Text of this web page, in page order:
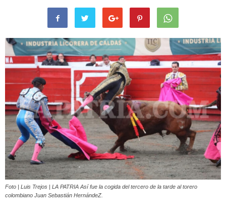
Foto | Luis Trejos | LA PATRIA Así fue la cogida del tercero de la tarde al torero
colombiano Juan Sebastián HernándeZ.